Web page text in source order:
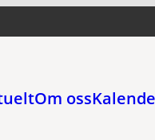
Om oss